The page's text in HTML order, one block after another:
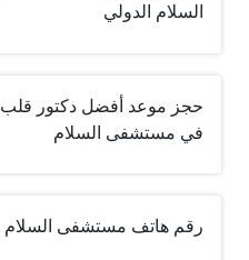
السلام الدولي
حجز موعد أفضل دكتور قلب
في مستشفى السلام
رقم هاتف مستشفى السلام